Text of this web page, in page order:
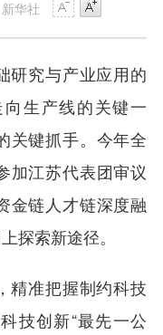
华社
究与产业应用的
生产线的关键一
关键抓手。今年全
加江苏代表团审议
金链人才链深度融
探索新途径。
准把握制约科技
技创新“最先一公